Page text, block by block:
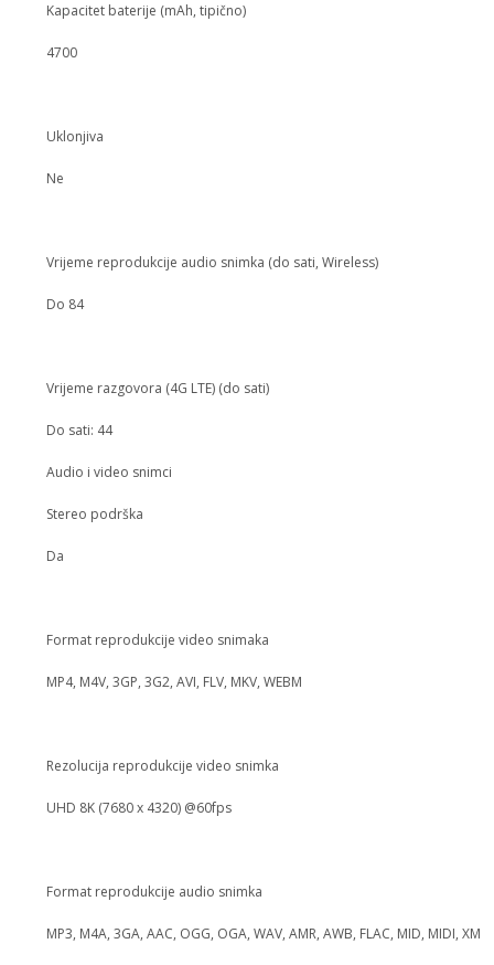
Kapacitet baterije (mAh, tipično)
4700
Uklonjiva
Ne
Vrijeme reprodukcije audio snimka (do sati, Wireless)
Do 84
Vrijeme razgovora (4G LTE) (do sati)
Do sati: 44
Audio i video snimci
Stereo podrška
Da
Format reprodukcije video snimaka
MP4, M4V, 3GP, 3G2, AVI, FLV, MKV, WEBM
Rezolucija reprodukcije video snimka
UHD 8K (7680 x 4320) @60fps
Format reprodukcije audio snimka
MP3, M4A, 3GA, AAC, OGG, OGA, WAV, AMR, AWB, FLAC, MID, MIDI, XMF,